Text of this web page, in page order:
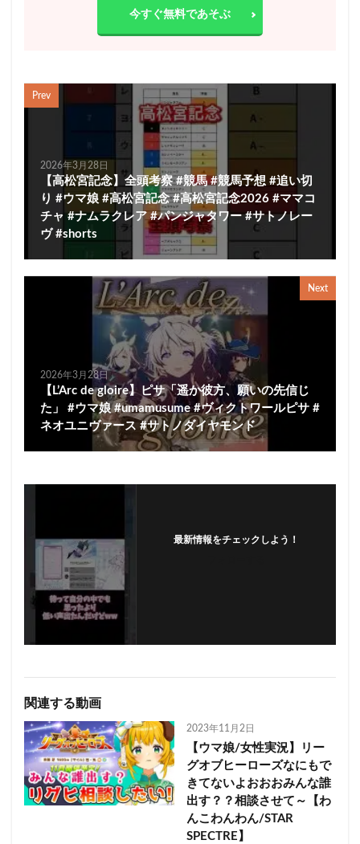
今すぐ無料であそぶ
Prev
2026年3月28日
【高松宮記念】全頭考察 #競馬 #競馬予想 #追い切
り #ウマ娘 #高松宮記念 #高松宮記念2026 #ママコ
チャ #ナムラクレア #パンジャタワー #サトノレー
ヴ #shorts
Next
2026年3月28日
【L’Arc de gloire】ピサ「遥か彼方、願いの先信じ
た」 #ウマ娘 #umamusume #ヴィクトワールピサ #
ネオユニヴァース #サトノダイヤモンド
最新情報をチェックしよう！
関連する動画
2023年11月2日
【ウマ娘/女性実況】リー
グオブヒーローズなにもで
きてないよおおおみんな誰
出す？？相談させて～【わ
んこわんわん/STAR
SPECTRE】